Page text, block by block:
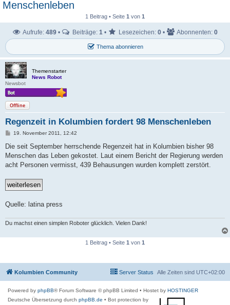
Menschenleben
1 Beitrag • Seite 1 von 1
Thema abonnieren
Aufrufe: 489 • Beiträge: 1 • Lesezeichen: 0 • Abonnenten: 0
Themenstarter
News Robot
Newsbot
Offline
Regenzeit in Kolumbien fordert 98 Menschenleben
B
i
r
a
19. November 2011, 12:42
Die seit September herrschende Regenzeit hat in Kolumbien bisher 98
Menschen das Leben gekostet. Laut einem Bericht der Regierung werden
acht Personen vermisst, 439 Behausungen wurden komplett zerstört.
Quelle: latina press
Du machst einen simplen Roboter glücklich. Vielen Dank!
1 Beitrag • Seite 1 von 1
Kolumbien Community Alle Zeiten sind UTC+02:00
Server Status
Powered by phpBB® Forum Software © phpBB Limited • Hostet by HOSTINGER
Deutsche Übersetzung durch phpBB.de • Bot protection by